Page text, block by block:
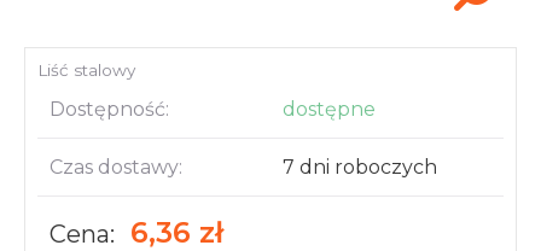
Liść stalowy
Dostępność: dostępne
Czas dostawy: 7 dni roboczych
Cena: 6,36 zł